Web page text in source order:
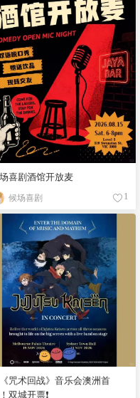
喜剧酒馆开放麦
候场喜剧 1
咒术回战》音乐会澳洲首
双城开票❗️